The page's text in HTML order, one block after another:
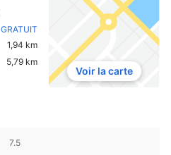
GRATUIT
1,94 km
5,79 km
Voir la carte
7.5